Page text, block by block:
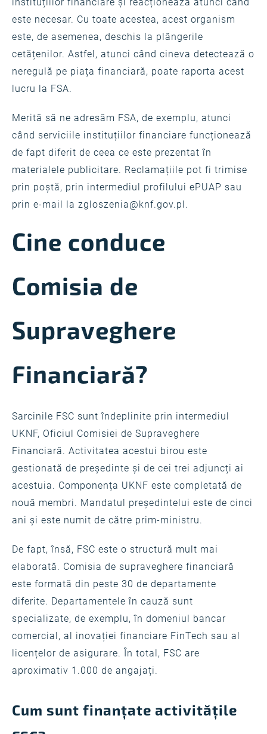
este necesar. Cu toate acestea, acest organism
este, de asemenea, deschis la plângerile
cetățenilor. Astfel, atunci când cineva detectează o
neregulă pe piața financiară, poate raporta acest
lucru la FSA.
Merită să ne adresăm FSA, de exemplu, atunci
când serviciile instituțiilor financiare funcționează
de fapt diferit de ceea ce este prezentat în
materialele publicitare. Reclamațiile pot fi trimise
prin poștă, prin intermediul profilului ePUAP sau
prin e-mail la zgloszenia@knf.gov.pl.
Cine conduce
Comisia de
Supraveghere
Financiară?
Sarcinile FSC sunt îndeplinite prin intermediul
UKNF, Oficiul Comisiei de Supraveghere
Financiară. Activitatea acestui birou este
gestionată de președinte și de cei trei adjuncți ai
acestuia. Componența UKNF este completată de
nouă membri. Mandatul președintelui este de cinci
ani și este numit de către prim-ministru.
De fapt, însă, FSC este o structură mult mai
elaborată. Comisia de supraveghere financiară
este formată din peste 30 de departamente
diferite. Departamentele în cauză sunt
specializate, de exemplu, în domeniul bancar
comercial, al inovației financiare FinTech sau al
licențelor de asigurare. În total, FSC are
aproximativ 1.000 de angajați.
Cum sunt finanțate activitățile